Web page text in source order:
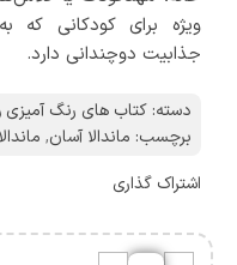
ویژه برای کودکانی که
جذابیت دوچندانی دارد.
دسته: کتاب های رنگ آمیزی و
برچسب: ماندالا آسان,
اشتراک گذاری